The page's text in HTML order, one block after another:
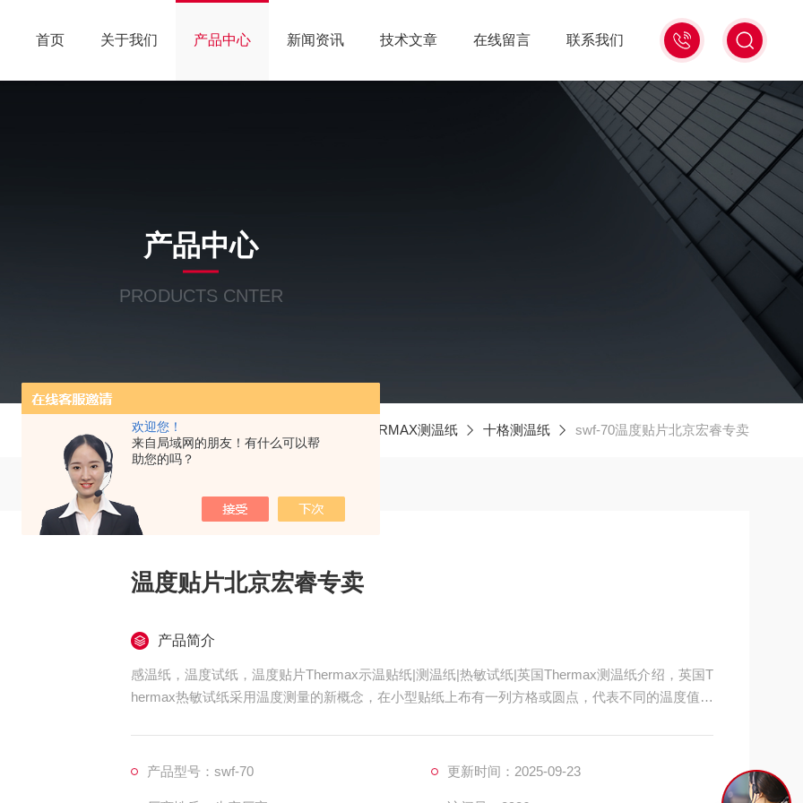
欢迎您！
来自局域网的朋友！有什么可以帮
助您的吗？
13439477936
首页 关于我们 产品中心 新闻资讯 技术文章 在线留言 联系我们
产品中心
PRODUCTS CNTER
当前位置： THERMAX测温纸 十格测温纸 swf-70温度贴片北京宏睿专卖
温度贴片北京宏睿专卖
产品简介
感温纸，温度试纸，温度贴片Thermax示温贴纸|测温纸|热敏试纸|英国Thermax测温纸介绍，英国T
hermax热敏试纸采用温度测量的新概念，在小型贴纸上布有一列方格或圆点，代表不同的温度值，
产品型号：swf-70 更新时间：2025-09-23